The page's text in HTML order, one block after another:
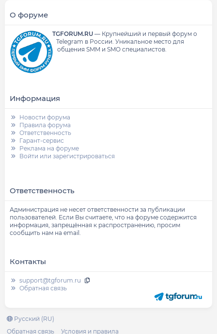
О форуме
TGFORUM.RU— Крупнейший и первый форум о
Telegram в России. Уникальное место для
общения SMM и SMO специалистов.
Информация
Новости форума
Правила форума
Ответственность
Гарант-сервис
Реклама на форуме
Войти или зарегистрироваться
Ответственность
Администрация не несет ответственности за публикации
пользователей. Если Вы считаете, что на форуме содержится
информация, запрещённая к распространению, просим
сообщить нам на email.
Контакты
support@tgforum.ru
Обратная связь
Русский (RU)
Обратная связь
Условия и правила